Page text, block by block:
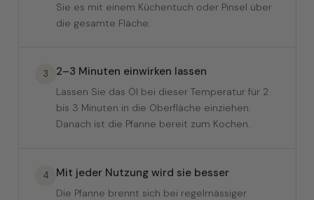
Sie es mit einem Küchentuch oder Pinsel über
die gesamte Fläche.
3 2–3 Minuten einwirken lassen
Lassen Sie das Öl bei dieser Temperatur für 2
bis 3 Minuten in die Oberfläche einziehen.
Danach ist die Pfanne bereit zum Kochen.
4 Mit jeder Nutzung wird sie besser
Die Pfanne brennt sich bei regelmässiger